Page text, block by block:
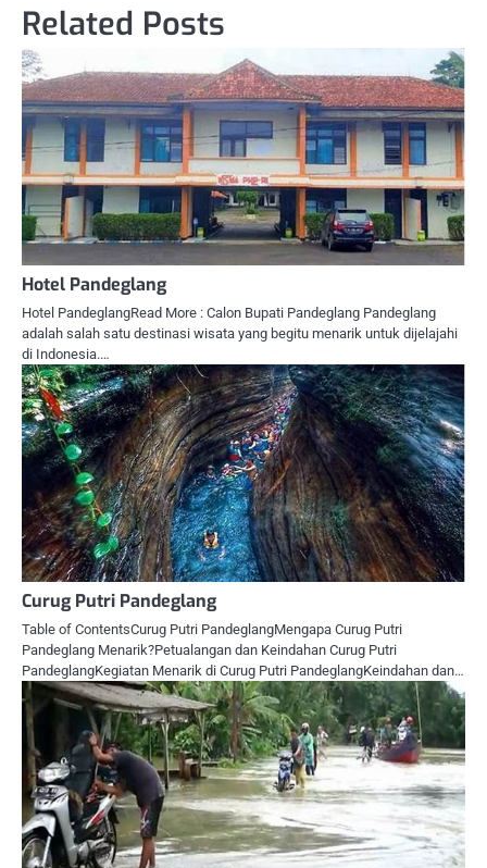
Related Posts
Hotel Pandeglang
Hotel PandeglangRead More : Calon Bupati Pandeglang Pandeglang
adalah salah satu destinasi wisata yang begitu menarik untuk dijelajahi
di Indonesia.…
Curug Putri Pandeglang
Table of ContentsCurug Putri PandeglangMengapa Curug Putri
Pandeglang Menarik?Petualangan dan Keindahan Curug Putri
PandeglangKegiatan Menarik di Curug Putri PandeglangKeindahan dan…